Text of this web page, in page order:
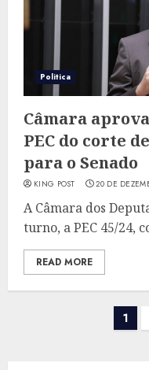
Politica
Câmara
PEC do corte
para o Senado
KING POST 20 DE
A Câmara dos
turno, a PEC 45/24,
READ MORE
1